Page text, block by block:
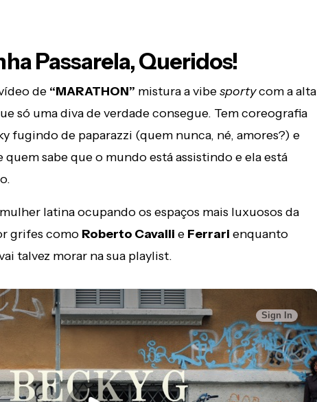
Passarela, Queridos!
de “MARATHON” mistura a vibesportycom a alta
só uma diva de verdade consegue. Tem coreografia
fugindo de paparazzi (quem nunca, né, amores?) e
sabe que o mundo está assistindo e ela está
latina ocupando os espaços mais luxuosos da
grifes como Roberto Cavalli e Ferrari enquanto
talvez morar na sua playlist.